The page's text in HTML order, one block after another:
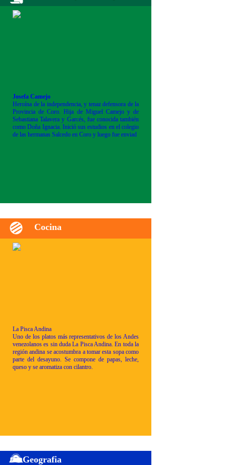
Josefa Camejo
Heroína de la independencia, y tenaz defensora de la
Provincia de Coro. Hija de Miguel Camejo y de
Sebastiana Talavera y Garcés, fue conocida también
como Doña Ignacia. Inició sus estudios en el colegio
de las hermanas Salcedo en Coro y luego fue enviad
Cocina
La Pisca Andina
Uno de los platos más representativos de los Andes
venezolanos es sin duda La Pisca Andina. En toda la
región andina se acostumbra a tomar esta sopa como
parte del desayuno. Se compone de papas, leche,
queso y se aromatiza con cilantro.
Geografia